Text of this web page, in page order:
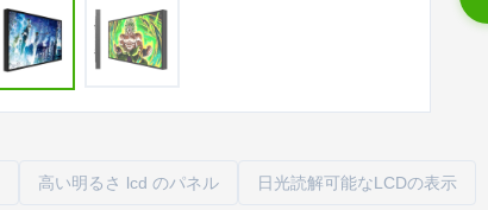
高い明るさ lcd のパネル 日光読解可能なLCDの表示